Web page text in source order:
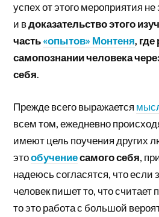
успех от этого мероприятия
и вдоказательство этого
часть«опытов» Монтеня, где
самопознании человека
себя.
Прежде всего выражается
всем том, ежедневно
имеют цель поучения других
этообучениесамого себя,
надеюсь согласятся, что
человек пишет то, что
то это работа с большой